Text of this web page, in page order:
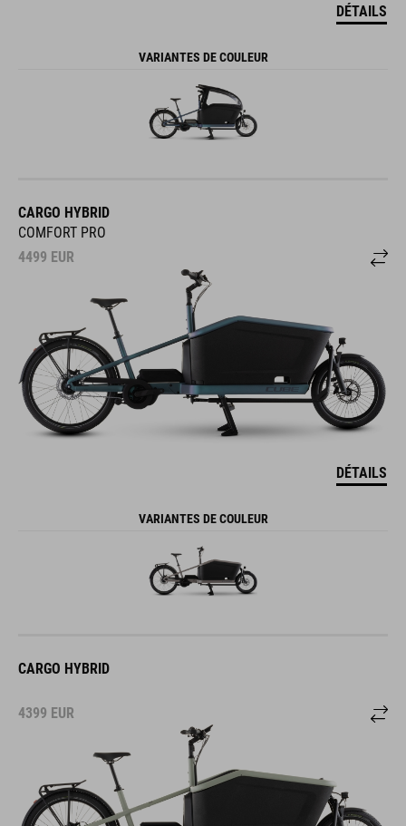
DÉTAILS
VARIANTES DE COULEUR
CARGO HYBRID
COMFORT PRO
4499 EUR
DÉTAILS
VARIANTES DE COULEUR
CARGO HYBRID
4399 EUR